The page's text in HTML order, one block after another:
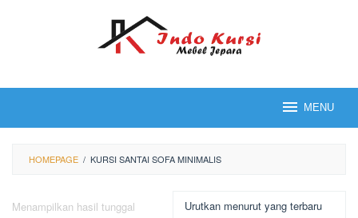
MENU
HOMEPAGE / KURSI SANTAI SOFA MINIMALIS
Menampilkan hasil tunggal